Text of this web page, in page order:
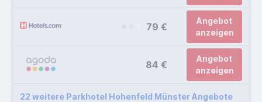
79 €
Angebot
anzeigen
84 €
Angebot
anzeigen
22 weitere Parkhotel Hohenfeld Münster Angebote